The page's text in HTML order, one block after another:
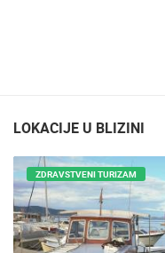
LOKACIJE U BLIZINI
ZDRAVSTVENI TURIZAM